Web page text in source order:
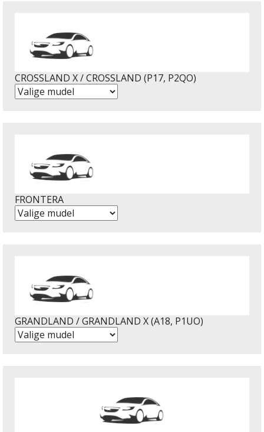
CROSSLAND X / CROSSLAND (P17, P2QO)
FRONTERA
GRANDLAND / GRANDLAND X (A18, P1UO)